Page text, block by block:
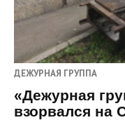
ДЕЖУРНАЯ ГРУППА
«Дежурная
взорвался на